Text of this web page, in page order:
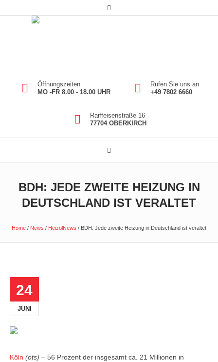
Öffnungszeiten
MO -FR 8.00 - 18.00 UHR
Rufen Sie uns an
+49 7802 6660
Raiffeisenstraße 16
77704 OBERKIRCH
BDH: JEDE ZWEITE HEIZUNG IN
DEUTSCHLAND IST VERALTET
Home / News / HeizölNews / BDH: Jede zweite Heizung in Deutschland ist veraltet
24
JUNI
Köln (ots) – 56 Prozent der insgesamt ca. 21 Millionen in